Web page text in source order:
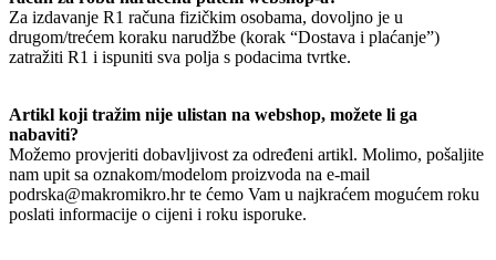
Za izdavanje R1 računa fizičkim osobama, dovoljno je u
drugom/trećem koraku narudžbe (korak “Dostava i plaćanje”)
zatražiti R1 i ispuniti sva polja s podacima tvrtke.
Artikl koji tražim nije ulistan na webshop, možete li ga
nabaviti?
Možemo provjeriti dobavljivost za određeni artikl. Molimo, pošaljite
nam upit sa oznakom/modelom proizvoda na e-mail
podrska@makromikro.hr te ćemo Vam u najkraćem mogućem roku
poslati informacije o cijeni i roku isporuke.